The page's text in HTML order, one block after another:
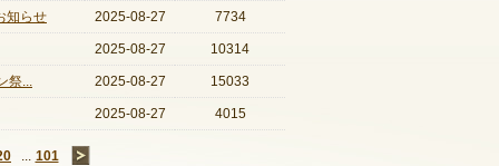
知らせ 2025-08-27 7734
2025-08-27 10314
祭... 2025-08-27 15033
2025-08-27 4015
... 101